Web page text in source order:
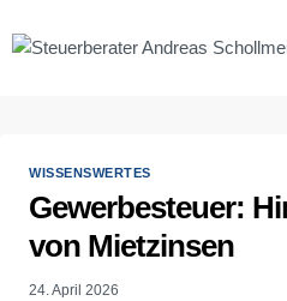
Inhalt
WISSENSWERTES
Gewerbesteuer:
von Mietzinsen
24. April 2026